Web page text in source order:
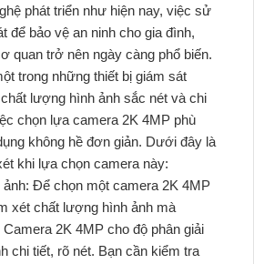
phát triển như hiện nay, việc sử
để bảo vệ an ninh cho gia đình,
quan trở nên ngày càng phổ biến.
trong những thiết bị giám sát
lượng hình ảnh sắc nét và chi
chọn lựa camera 2K 4MP phù
không hề đơn giản. Dưới đây là
khi lựa chọn camera này:
Để chọn một camera 2K 4MP
xét chất lượng hình ảnh mà
2K 4MP cho độ phân giải
chi tiết, rõ nét. Bạn cần kiểm tra